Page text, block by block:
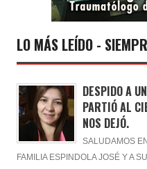
LO MÁS LEÍDO -
DESPIDO A
PARTIÓ AL
NOS DEJÓ.
SALUDAMOS
FAMILIA ESPINDOLA JOSÉ Y A